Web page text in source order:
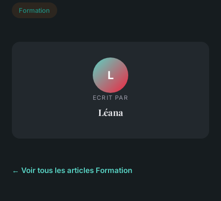
Formation
L
ECRIT PAR
Léana
← Voir tous les articles Formation